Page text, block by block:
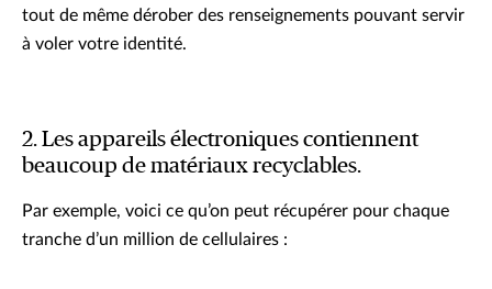
tout de même dérober des renseignements pouvant servir
à voler votre identité.
2. Les appareils électroniques contiennent
beaucoup de matériaux recyclables.
Par exemple, voici ce qu’on peut récupérer pour chaque
tranche d’un million de cellulaires :